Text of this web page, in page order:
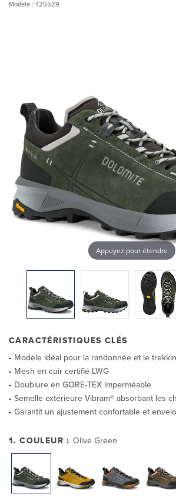
Modèle : 425529
Appuyez pour étendre
CARACTÉRISTIQUES CLÉS
Modèle idéal pour la randonnée et le
Mesh en cuir certifié LWG
Doublure en GORE-TEX imperméable
Semelle extérieure Vibram® absorbant les
Garantit un ajustement confortable et
1. COULEUR :Olive Green